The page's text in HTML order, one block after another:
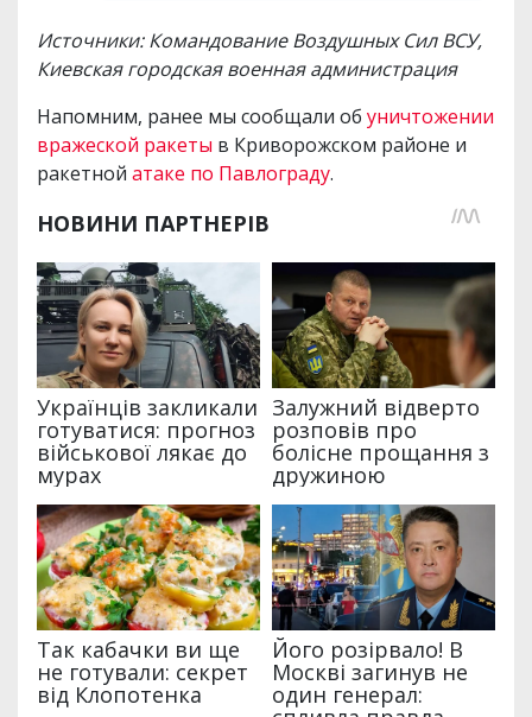
Источники: Командование Воздушных Сил ВСУ,
Киевская городская военная администрация
Напомним, ранее мы сообщали об уничтожении
вражеской ракеты в Криворожском районе и
ракетной атаке по Павлограду.